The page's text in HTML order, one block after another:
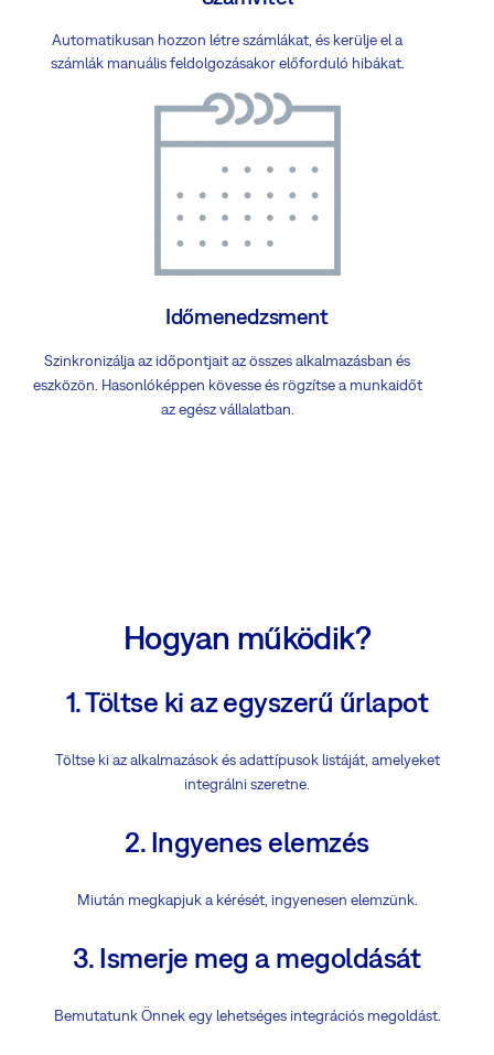
Automatikusan hozzon létre számlákat, és kerülje el a
számlák manuális feldolgozásakor előforduló hibákat.
Időmenedzsment
Szinkronizálja az időpontjait az összes alkalmazásban és
eszközön. Hasonlóképpen kövesse és rögzítse a munkaidőt
az egész vállalatban.
Hogyan működik?
1. Töltse ki az egyszerű űrlapot
Töltse ki az alkalmazások és adattípusok listáját, amelyeket
integrálni szeretne.
2. Ingyenes elemzés
Miután megkapjuk a kérését, ingyenesen elemzünk.
3. Ismerje meg a megoldását
Bemutatunk Önnek egy lehetséges integrációs megoldást.